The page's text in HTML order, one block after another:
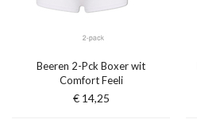
Beeren 2-Pck Boxer wit
Comfort Feeli
€ 14,25